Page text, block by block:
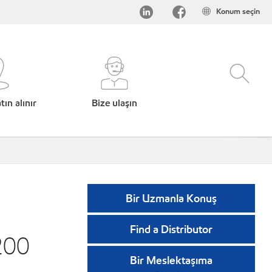
Konum seçin
alınır Bize ulaşın
Bir Uzmanla Konuş
Find a Distributor
Bir Meslektaşıma